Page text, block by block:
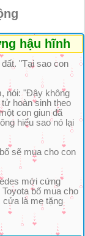
hậu hĩnh
"Tại sao con
nói: "Đây không
hoàn sinh theo
con giun đã
hiểu sao nó lại
sẽ mua cho con
mới cứng
bố mua cho
cửa là mẹ tặng